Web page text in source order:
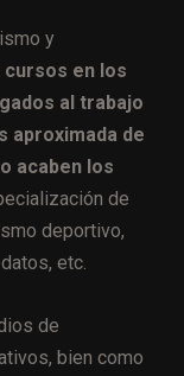
y
en los
al trabajo
aproximada de
acaben los
de
deportivo,
etc.
de
bien como